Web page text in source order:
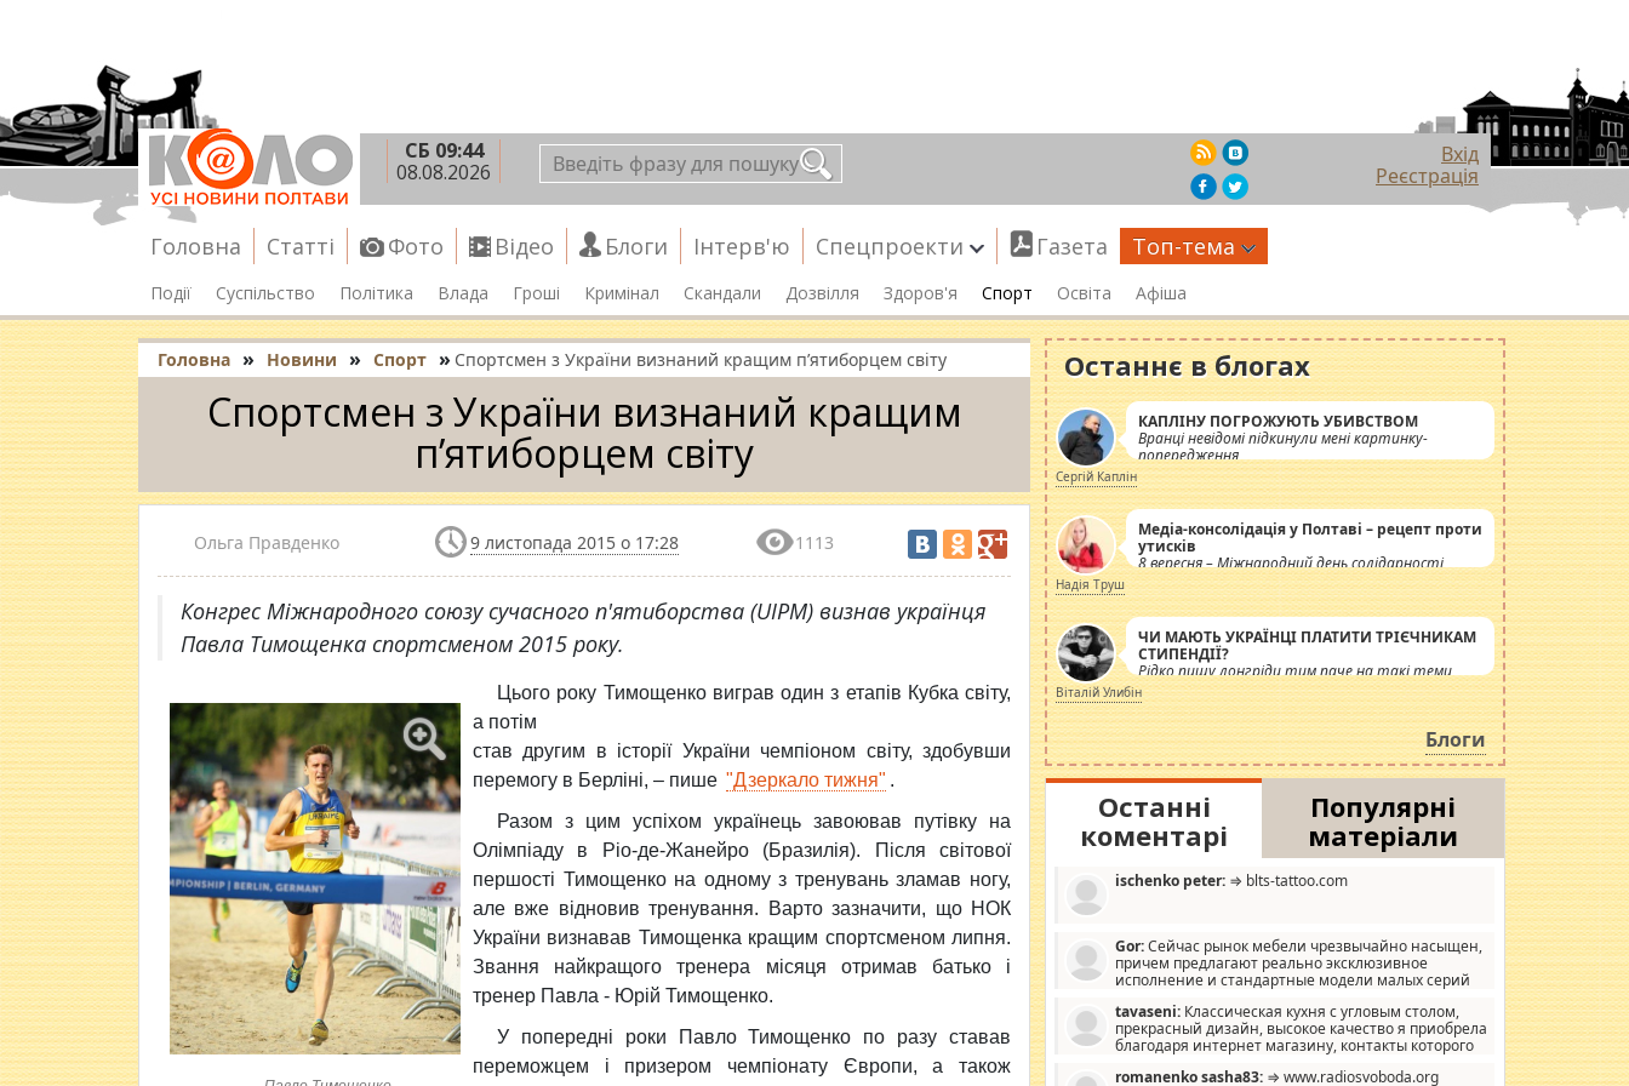
СБ 09:44
08.08.2026
Вхід
Реєстрація
Головна Статті Фото Відео Блоги Інтерв'ю Спецпроекти Газета Топ-тема
Події Суспільство Політика Влада Гроші Кримінал Скандали Дозвілля Здоров'я Спорт Освіта Афіша
Головна » Новини » Спорт » Спортсмен з України визнаний кращим п’ятиборцем світу
Спортсмен з України визнаний кращим
п’ятиборцем світу
Ольга Правденко 9 листопада 2015 о 17:28 1113
Конгрес Міжнародного союзу сучасного п'ятиборства (UIPM) визнав українця
Павла Тимощенка спортсменом 2015 року.
Цього року Тимощенко виграв один з етапів Кубка світу,
а потім
став другим в історії України чемпіоном світу, здобувши
перемогу в Берліні, – пише "Дзеркало тижня" .
Разом з цим успіхом українець завоював путівку на
Олімпіаду в Ріо-де-Жанейро (Бразилія). Після світової
першості Тимощенко на одному з тренувань зламав ногу,
але вже відновив тренування. Варто зазначити, що НОК
України визнавав Тимощенка кращим спортсменом липня.
Звання найкращого тренера місяця отримав батько і
тренер Павла - Юрій Тимощенко.
У попередні роки Павло Тимощенко по разу ставав
переможцем і призером чемпіонату Європи, а також
Останнє в блогах
КАПЛІНУ ПОГРОЖУЮТЬ УБИВСТВОМ
Вранці невідомі підкинули мені картинку-
попередження
Сергій Каплін
Медіа-консолідація у Полтаві – рецепт проти
утисків
8 вересня – Міжнародний день солідарності
журналістів.
Надія Труш
ЧИ МАЮТЬ УКРАЇНЦІ ПЛАТИТИ ТРІЄЧНИКАМ
СТИПЕНДІЇ?
Рідко пишу лонгріди тим паче на такі теми,
але вже просто дістало! Обурюють сьогоднішні
інсенуації навколо стипендіального питання.
Штучно роздувається ще одна соціальна
катастрофа.
Віталій Улибін
Блоги
Останні
коментарі
Популярні
матеріали
ischenko peter: ⇒ blts-tattoo.com
Gor:Сейчас рынок мебели чрезвычайно насыщен,
причем предлагают реально эксклюзивное
исполнение и стандартные модели малых серий
дизайну, мало походит на стандартные формы, в MebelOk,
креативненько и что главное - со вкусом все в порядке,
без ненужных наворотов удорожающих мебель, а это не
tavaseni: Классическая кухня с угловым столом,
прекрасный дизайн, высокое качество я приобрела
благодаря интернет магазину, контакты которого
romanenko sasha83: ⇒ www.radiosvoboda.org